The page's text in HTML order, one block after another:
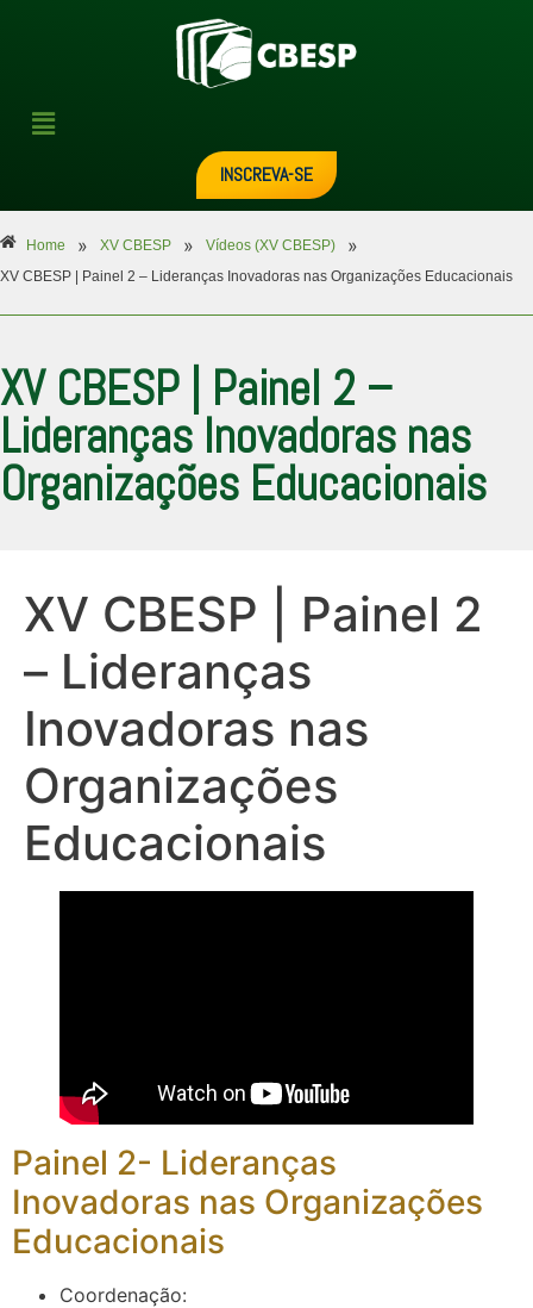
INSCREVA-SE
Home » XV CBESP » Vídeos (XV CBESP) »
XV CBESP | Painel 2 – Lideranças Inovadoras nas Organizações Educacionais
XV CBESP | Painel 2 –
Lideranças Inovadoras nas
Organizações Educacionais
XV CBESP | Painel 2
– Lideranças
Inovadoras nas
Organizações
Educacionais
Painel 2- Lideranças
Inovadoras nas Organizações
Educacionais
Coordenação: